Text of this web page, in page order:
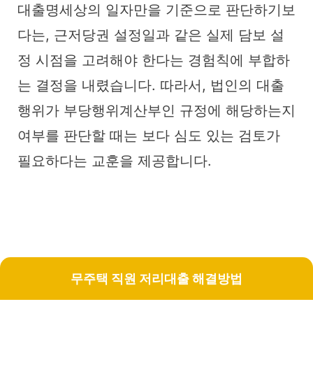
대출명세상의 일자만을 기준으로 판단하기보
다는, 근저당권 설정일과 같은 실제 담보 설
정 시점을 고려해야 한다는 경험칙에 부합하
는 결정을 내렸습니다. 따라서, 법인의 대출
행위가 부당행위계산부인 규정에 해당하는지
여부를 판단할 때는 보다 심도 있는 검토가
필요하다는 교훈을 제공합니다.
무주택 직원 저리대출 해결방법